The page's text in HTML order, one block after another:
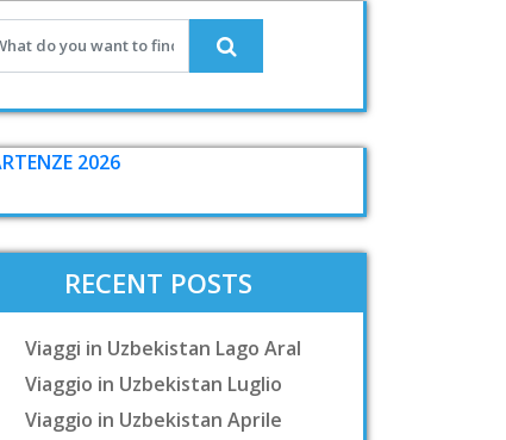
2026
RECENT POSTS
Viaggi in Uzbekistan Lago Aral
Viaggio in Uzbekistan Luglio
Viaggio in Uzbekistan Aprile